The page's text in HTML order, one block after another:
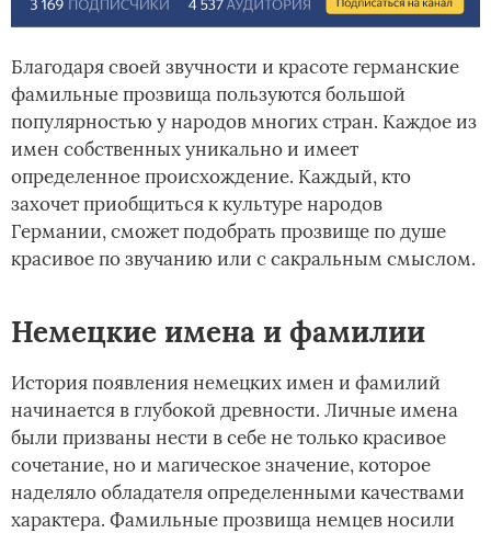
Благодаря своей звучности и красоте германские
фамильные прозвища пользуются большой
популярностью у народов многих стран. Каждое из
имен собственных уникально и имеет
определенное происхождение. Каждый, кто
захочет приобщиться к культуре народов
Германии, сможет подобрать прозвище по душе
красивое по звучанию или с сакральным смыслом.
Немецкие имена и фамилии
История появления немецких имен и фамилий
начинается в глубокой древности. Личные имена
были призваны нести в себе не только красивое
сочетание, но и магическое значение, которое
наделяло обладателя определенными качествами
характера. Фамильные прозвища немцев носили